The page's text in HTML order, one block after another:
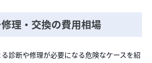
理・交換の費用相場
診断や修理が必要になる危険なケースを紹